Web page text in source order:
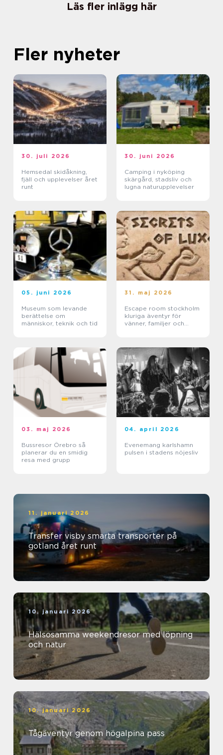
Läs fler inlägg här
Fler nyheter
30. juli 2026
Hemsedal skidåkning,
fjäll och upplevelser året
runt
30. juni 2026
Camping i nyköping
skärgård, stadsliv och
lugna naturupplevelser
05. juni 2026
Museum som levande
berättelse om
människor, teknik och tid
31. maj 2026
Escape room stockholm
kluriga äventyr för
vänner, familjer och
03. maj 2026
Bussresor Örebro så
planerar du en smidig
resa med grupp
04. april 2026
Evenemang karlshamn
pulsen i stadens nöjesliv
11. januari 2026
Transfer visby smarta transporter på
gotland året runt
10. januari 2026
Hälsosamma weekendresor med löpning
och natur
10. januari 2026
Tågäventyr genom högalpina pass